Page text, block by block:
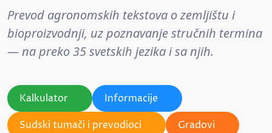
Prevod agronomskih tekstova o zemljištu i
bioproizvodnji, uz poznavanje stručnih termina
— na preko 35 svetskih jezika i sa njih.
Kalkulator
Informacije
Sudski tumači i prevodioci
Gradovi